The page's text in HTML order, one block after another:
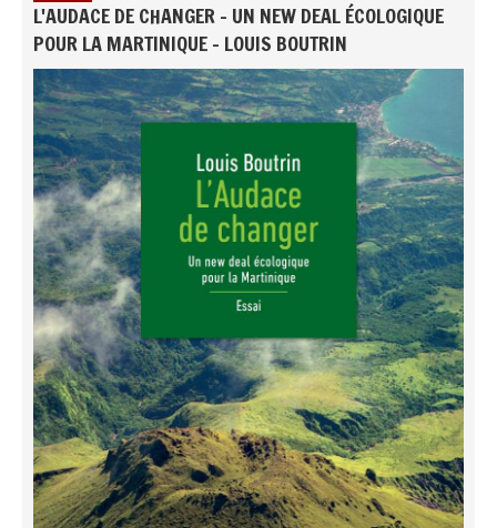
L'AUDACE DE CHANGER - UN NEW DEAL ÉCOLOGIQUE
POUR LA MARTINIQUE - LOUIS BOUTRIN